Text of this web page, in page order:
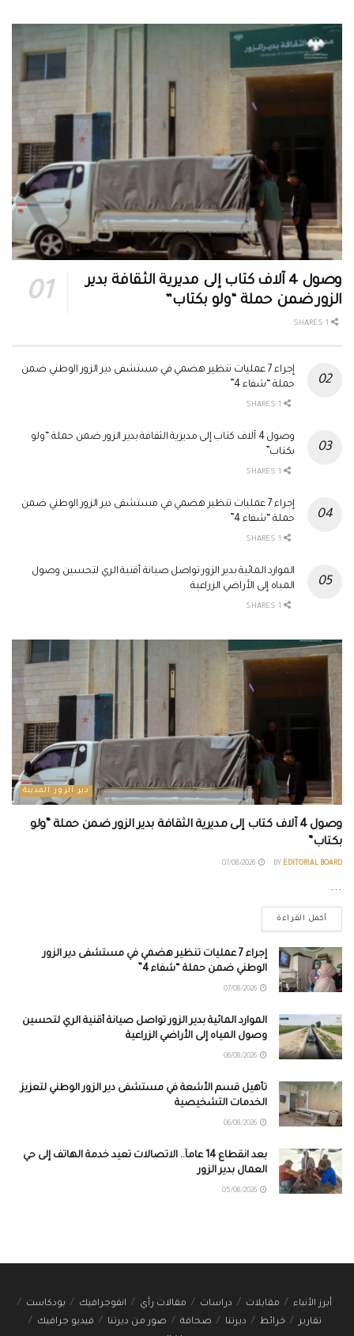
وصول 4 آلاف كتاب إلى مديرية الثقافة بدير
الزور ضمن حملة “ولو بكتاب”
إجراء 7 عمليات تنظير هضمي في مستشفى دير الزور الوطني ضمن
حملة “شفاء 4”
وصول 4 آلاف كتاب إلى مديرية الثقافة بدير الزور ضمن حملة “ولو
بكتاب”
إجراء 7 عمليات تنظير هضمي في مستشفى دير الزور الوطني ضمن
حملة “شفاء 4”
الموارد المائية بدير الزور تواصل صيانة أقنية الري لتحسين وصول
المياه إلى الأراضي الزراعية
دير الزور المدينة
وصول 4 آلاف كتاب إلى مديرية الثقافة بدير الزور ضمن حملة “ولو
بكتاب”
BY EDITORIAL BOARD
...
أكمل القراءة
إجراء 7 عمليات تنظير هضمي في مستشفى دير الزور
الوطني ضمن حملة “شفاء 4”
الموارد المائية بدير الزور تواصل صيانة أقنية الري لتحسين
وصول المياه إلى الأراضي الزراعية
تأهيل قسم الأشعة في مستشفى دير الزور الوطني لتعزيز
الخدمات التشخيصية
بعد انقطاع 14 عاماً.. الاتصالات تعيد خدمة الهاتف إلى حي
العمال بدير الزور
أبرز الأنباء مقابلات دراسات مقالات رأي انفوجرافيك
بودكاست
تقارير
خرائط ديرتنا صحافة صور من ديرتنا
فيديو جرافيك